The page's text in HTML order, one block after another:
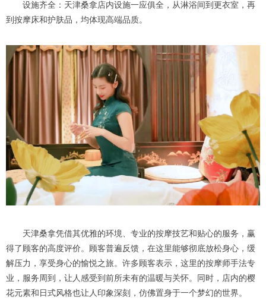
设施齐全：天津桑拿店内设施一应俱全，从淋浴间到更衣室，再
到按摩床和护肤品，均体现高端品质。
天津桑拿凭借其优雅的环境、专业的按摩技艺和贴心的服务，赢
得了顾客的高度评价。顾客普遍反馈，在这里能够彻底放松身心，缓
解压力，享受身心的愉悦之旅。许多顾客表示，这里的按摩师手法专
业，服务周到，让人感受到前所未有的温暖与关怀。同时，店内的樱
花元素和日式风格也让人印象深刻，仿佛置身于一个梦幻的世界。